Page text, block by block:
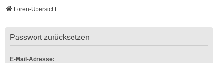
Foren-Übersicht
Passwort zurücksetzen
E-Mail-Adresse: